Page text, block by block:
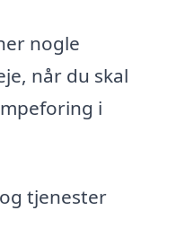
nogle
når du skal
i
tjenester